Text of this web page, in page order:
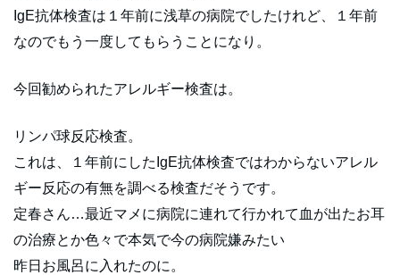
IgE抗体検査は１年前に浅草の病院でしたけれど、１年前
なのでもう一度してもらうことになり。
今回勧められたアレルギー検査は。
リンパ球反応検査。
これは、１年前にしたIgE抗体検査ではわからないアレル
ギー反応の有無を調べる検査だそうです。
定春さん…最近マメに病院に連れて行かれて血が出たお耳
の治療とか色々で本気で今の病院嫌みたい
昨日お風呂に入れたのに。